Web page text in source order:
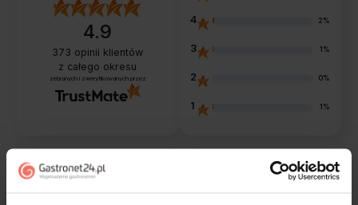
4.9
373 opinii klientów
z całego okresu
zebranych i zweryfikowanych przez
4 2%
3 1%
2 0%
1 1%